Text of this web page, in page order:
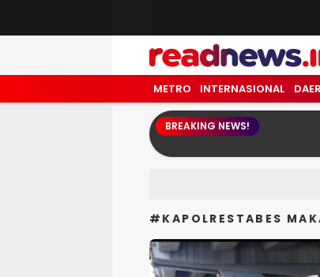
readnews.id
Berita Terkini, Update Terbaru
METRO INTERNASIONAL
BREAKING NEWS!
#KAPOLRESTABES